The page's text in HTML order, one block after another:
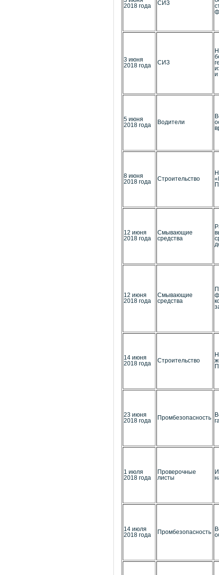
2018 года
СИЗ
3 июня
2018 года
СИЗ
и
5 июня
2018 года
Водители
8 июня
2018 года
Строительство
12 июня
2018 года
Смывающие
средства
12 июня
2018 года
Смывающие
средства
14 июня
2018 года
Строительство
23 июня
2018 года
Промбезопасность
1 июля
2018 года
Проверочные
листы
14 июля
2018 года
Промбезопасность